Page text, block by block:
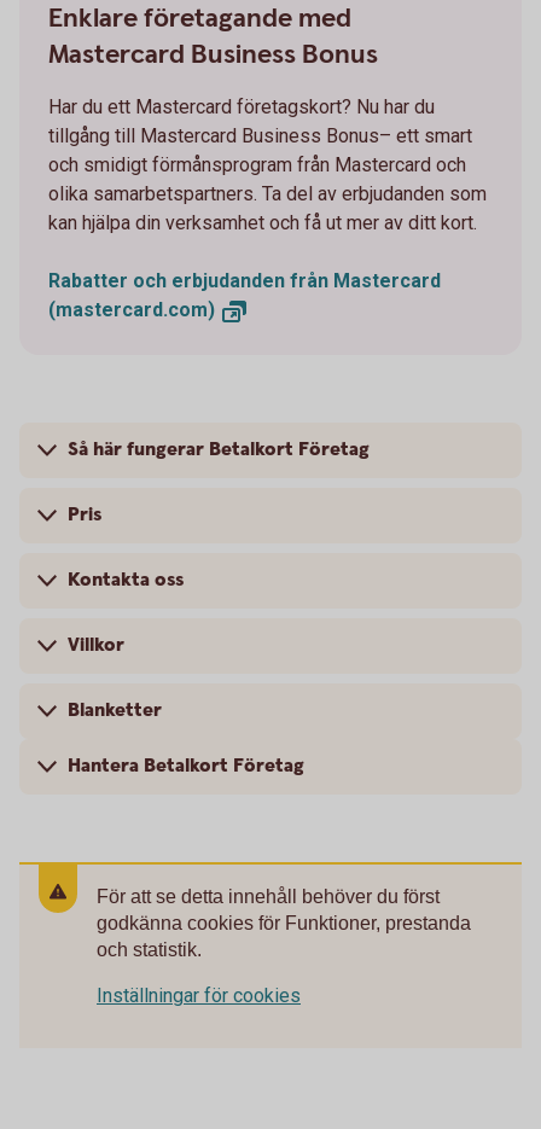
Enklare företagande med
Mastercard Business Bonus
Har du ett Mastercard företagskort? Nu har du
tillgång till Mastercard Business Bonus– ett smart
och smidigt förmånsprogram från Mastercard och
olika samarbetspartners. Ta del av erbjudanden som
kan hjälpa din verksamhet och få ut mer av ditt kort.
Rabatter och erbjudanden från Mastercard
(mastercard.com)
Så här fungerar Betalkort Företag
Pris
Kontakta oss
Villkor
Blanketter
Hantera Betalkort Företag
För att se detta innehåll behöver du först
godkänna cookies för Funktioner, prestanda
och statistik.
Inställningar för cookies